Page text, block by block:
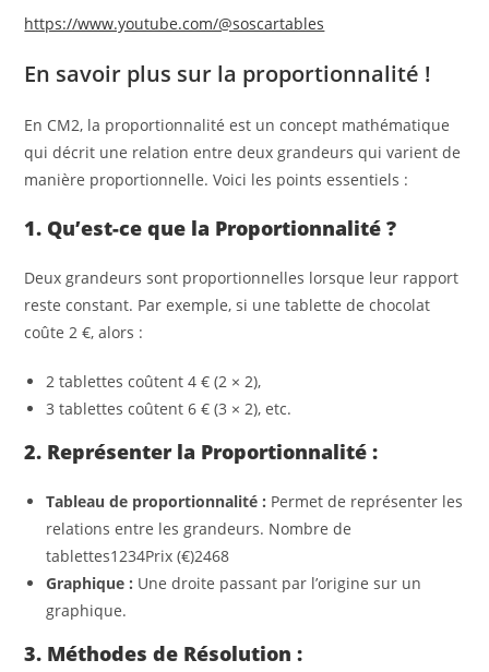
https://www.youtube.com/@soscartables
En savoir plus sur la proportionnalité !
En CM2, la proportionnalité est un concept mathématique
qui décrit une relation entre deux grandeurs qui varient de
manière proportionnelle. Voici les points essentiels :
1. Qu’est-ce que la Proportionnalité ?
Deux grandeurs sont proportionnelles lorsque leur rapport
reste constant. Par exemple, si une tablette de chocolat
coûte 2 €, alors :
2 tablettes coûtent 4 € (2 × 2),
3 tablettes coûtent 6 € (3 × 2), etc.
2. Représenter la Proportionnalité :
Tableau de proportionnalité : Permet de représenter les
relations entre les grandeurs. Nombre de
tablettes1234Prix (€)2468
Graphique : Une droite passant par l’origine sur un
graphique.
3. Méthodes de Résolution :